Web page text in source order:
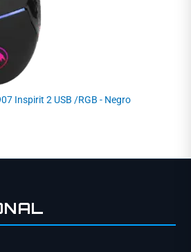
Inspirit 2 USB /RGB - Negro